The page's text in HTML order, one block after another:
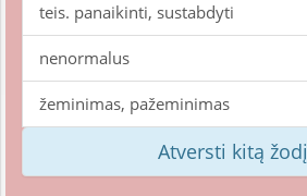
teis. panaikinti, sustabdyti
nenormalus
žeminimas, pažeminimas
Atversti kitą žodį